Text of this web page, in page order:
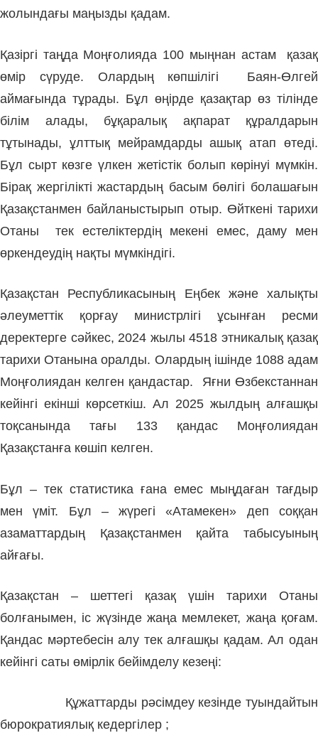
жолындағы маңызды қадам.
Қазіргі таңда Моңғолияда 100 мыңнан астам қазақ
өмір сүруде. Олардың көпшілігі Баян-Өлгей
аймағында тұрады. Бұл өңірде қазақтар өз тілінде
білім алады, бұқаралық ақпарат құралдарын
тұтынады, ұлттық мейрамдарды ашық атап өтеді.
Бұл сырт көзге үлкен жетістік болып көрінуі мүмкін.
Бірақ жергілікті жастардың басым бөлігі болашағын
Қазақстанмен байланыстырып отыр. Өйткені тарихи
Отаны тек естеліктердің мекені емес, даму мен
өркендеудің нақты мүмкіндігі.
Қазақстан Республикасының Еңбек және халықты
әлеуметтік қорғау министрлігі ұсынған ресми
деректерге сәйкес, 2024 жылы 4518 этникалық қазақ
тарихи Отанына оралды. Олардың ішінде 1088 адам
Моңғолиядан келген қандастар. Яғни Өзбекстаннан
кейінгі екінші көрсеткіш. Ал 2025 жылдың алғашқы
тоқсанында тағы 133 қандас Моңғолиядан
Қазақстанға көшіп келген.
Бұл – тек статистика ғана емес мыңдаған тағдыр
мен үміт. Бұл – жүрегі «Атамекен» деп соққан
азаматтардың Қазақстанмен қайта табысуының
айғағы.
Қазақстан – шеттегі қазақ үшін тарихи Отаны
болғанымен, іс жүзінде жаңа мемлекет, жаңа қоғам.
Қандас мәртебесін алу тек алғашқы қадам. Ал одан
кейінгі саты өмірлік бейімделу кезеңі:
Құжаттарды рәсімдеу кезінде туындайтын
бюрократиялық кедергілер ;